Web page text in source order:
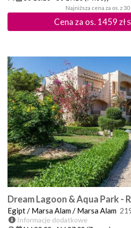
Cena za os. 1459 zł
Najniższa cena za os. z 30
Dream Lagoon & Aqua Park -
Egipt/ Marsa Alam/ Marsa Alam
Informacje dodatkowe